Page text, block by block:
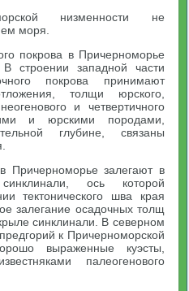
низменности не
моря.
покрова в Причерноморье
строении западной части
покрова принимают
толщи юрского,
и четвертичного
и юрскими породами,
глубине, связаны
Причерноморье залегают в
ось которой
тектонического шва края
залегание осадочных толщ
синклинали. В северном
к Причерноморской
выраженные куэсты,
палеогенового